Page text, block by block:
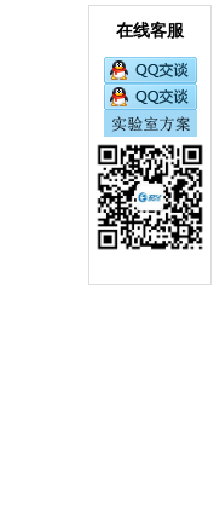
在线客服